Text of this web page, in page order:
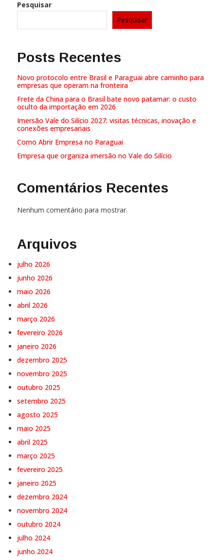
Pesquisar
empresas que operam na fronteira
Frete da China para o Brasil bate novo patamar: o custo
oculto da importação em 2026
Imersão Vale do Silício 2027: visitas técnicas, inovação e
conexões empresariais
Como Abrir Empresa no Paraguai
Empresa que organiza imersão no Vale do Silício
julho 2026
junho 2026
maio 2026
abril 2026
março 2026
fevereiro 2026
janeiro 2026
dezembro 2025
novembro 2025
outubro 2025
setembro 2025
agosto 2025
maio 2025
abril 2025
março 2025
fevereiro 2025
janeiro 2025
dezembro 2024
novembro 2024
outubro 2024
julho 2024
junho 2024
maio 2024